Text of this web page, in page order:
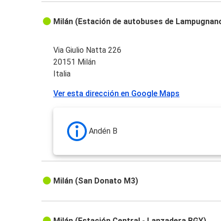
Milán (Estación de autobuses de
Via Giulio Natta 226
20151 Milán
Italia
Ver esta dirección en Google Maps
Andén B
Milán (San Donato M3)